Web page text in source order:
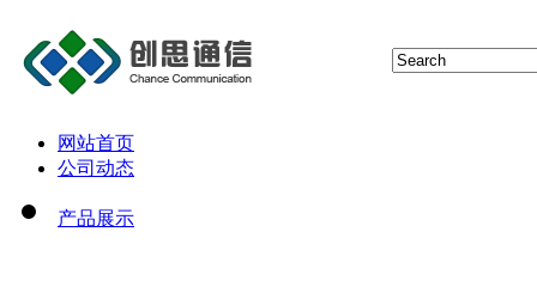
网站首页
公司动态
产品展示